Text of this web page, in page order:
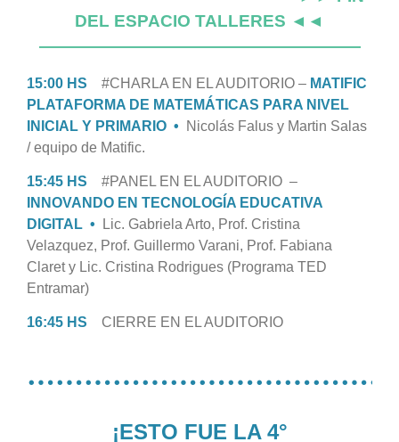
DEL ESPACIO TALLERES ◄◄
———————————————————
15:00 HS #CHARLA EN EL AUDITORIO –MATIFIC
PLATAFORMA DE MATEMÁTICAS PARA NIVEL
INICIAL Y PRIMARIO •
Nicolás Falus y Martin Salas
/ equipo de Matific.
15:45 HS #PANEL EN EL AUDITORIO –
INNOVANDO EN TECNOLOGÍA EDUCATIVA
DIGITAL • Lic. Gabriela Arto, Prof. Cristina
Velazquez, Prof. Guillermo Varani, Prof. Fabiana
Claret y Lic. Cristina Rodrigues (Programa TED
Entramar)
16:45 HS CIERRE EN EL AUDITORIO
¡ESTO FUE LA 4°